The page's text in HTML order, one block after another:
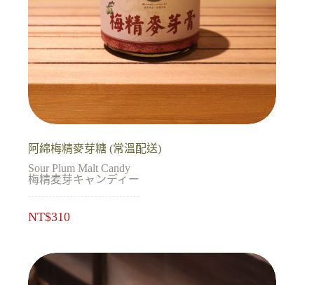
阿綿梅精麥芽糖 (常溫配送)
Sour Plum Malt Candy
梅精麦芽キャンディー
NT$310